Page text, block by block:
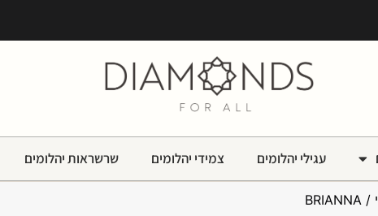
עגילי יהלומים צמידי יהלומים שרשראות יהלומים
/ BRIANNA